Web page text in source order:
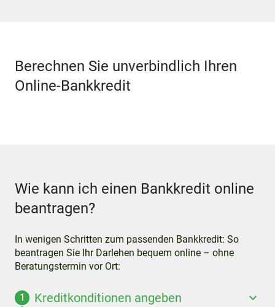
Berechnen Sie unverbindlich Ihren
Online-Bankkredit
Wie kann ich einen Bankkredit online
beantragen?
In wenigen Schritten zum passenden Bankkredit: So
beantragen Sie Ihr Darlehen bequem online – ohne
Beratungstermin vor Ort:
Kreditkonditionen angeben